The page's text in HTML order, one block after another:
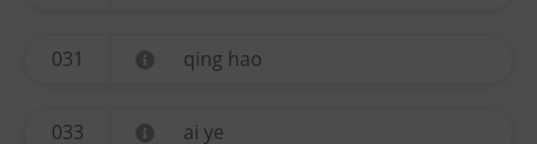
031 qing hao
033 ai ye